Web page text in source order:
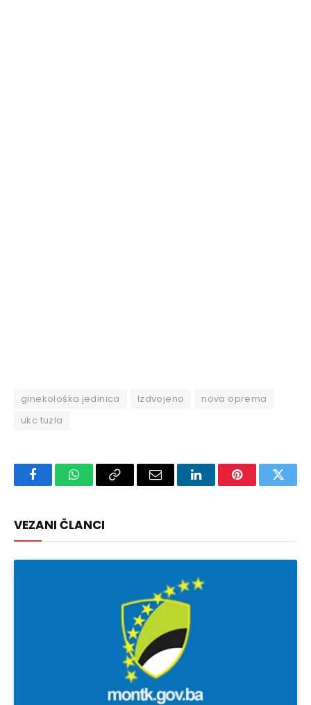
ginekološka jedinica Izdvojeno
nova oprema
ukc tuzla
FacebookWhatsAppCopy
Email LinkedInPinterest
VEZANI ČLANCI